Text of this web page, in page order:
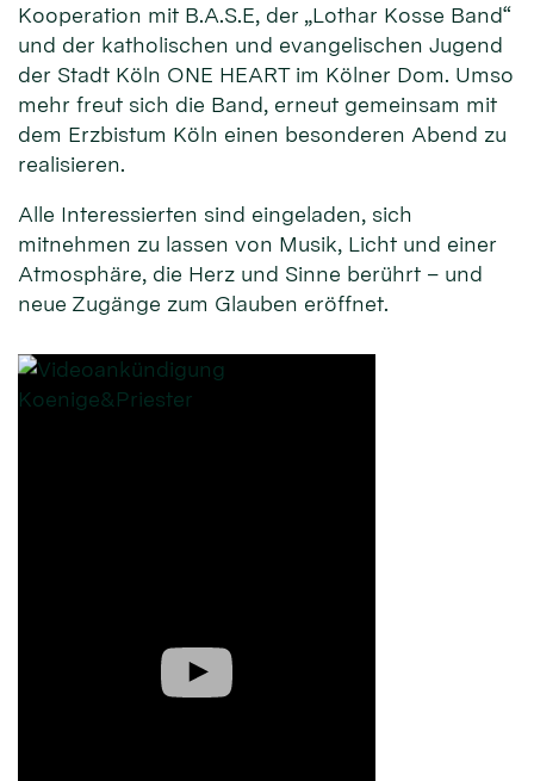
Kooperation mit B.A.S.E, der „Lothar Kosse Band“
und der katholischen und evangelischen Jugend
der Stadt Köln ONE HEART im Kölner Dom. Umso
mehr freut sich die Band, erneut gemeinsam mit
dem Erzbistum Köln einen besonderen Abend zu
realisieren.
Alle Interessierten sind eingeladen, sich
mitnehmen zu lassen von Musik, Licht und einer
Atmosphäre, die Herz und Sinne berührt – und
neue Zugänge zum Glauben eröffnet.